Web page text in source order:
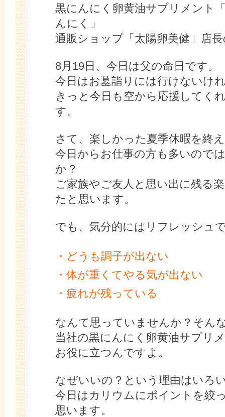
黒にんにく卵黄油サプリメント
んにく」
通販ショップ「太陽卵美健」店
8月19日、今日は父の命日です。
今日はお墓詣りには行けないけ
きっと今日も空から応援してく
す。
さて、楽しかった夏季休暇を終
今日からお仕事の方も多いので
か？
ご家族やご友人と思い出に残る
たと思います。
でも、気分的にはリフレッシュ
・どうも調子が出ない
・体が重くてやる気が出ない
・疲れが残っている
なんて思っていませんか？そん
当社の黒にんにく卵黄油サプリ
お役に立つんですよ。
なぜいいの？という理由はいろ
今日はカリウムにポイントを絞
思います。